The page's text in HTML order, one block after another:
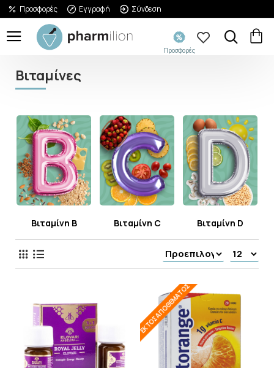
Προσφορές Εγγραφή Σύνδεση
Προσφορές
Βιταμίνες
Βιταμίνη B Βιταμίνη C Βιταμίνη D
ΕΚΤΌΣ ΑΠΟΘΈΜΑΤΟΣ